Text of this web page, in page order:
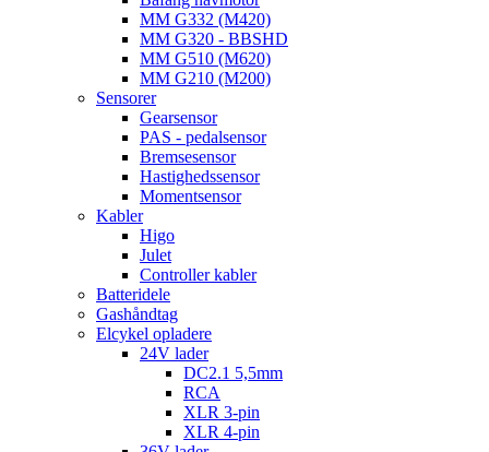
MM G332 (M420)
MM G320 - BBSHD
MM G510 (M620)
MM G210 (M200)
Sensorer
Gearsensor
PAS - pedalsensor
Bremsesensor
Hastighedssensor
Momentsensor
Kabler
Higo
Julet
Controller kabler
Batteridele
Gashåndtag
Elcykel opladere
24V lader
DC2.1 5,5mm
RCA
XLR 3-pin
XLR 4-pin